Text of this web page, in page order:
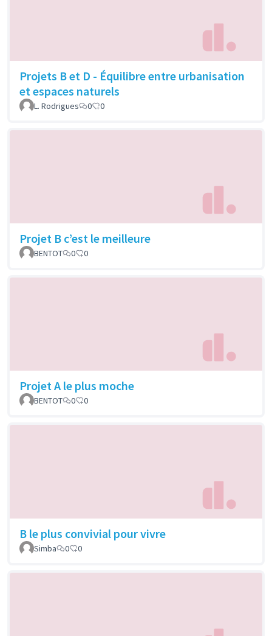
Projets B et D - Équilibre entre urbanisation
et espaces naturels
L. Rodrigues 0 0
Projet B c’est le meilleure
BENTOT 0 0
Projet A le plus moche
BENTOT 0 0
B le plus convivial pour vivre
Simba 0 0